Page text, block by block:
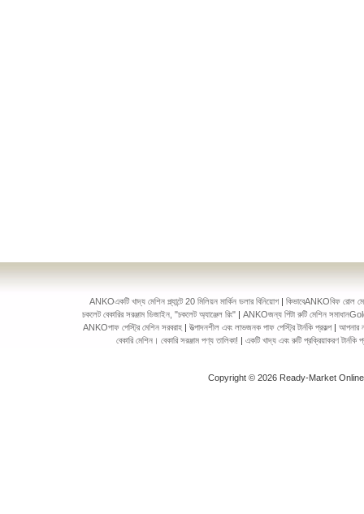
ANKOএকটি খাদ্য মেশিন প্ল্যান্টে 20 মিলিয়ন মার্কিন ডলার বিনিয়োগ |কিভাবেANKOবিফ রোল
চকলেট বেকারির সরঞ্জাম ডিজাইন, "চকলেট অ্যাঞ্জেল রিং" |ANKOজন্য পিটা রুটি মেশিন
ANKOপাফ পেস্ট্রি মেশিন সরবরাহ |উত্পাদনশীল এবং লাভজনক পাফ পেস্ট্রি টার্নকি প্রকল্প|আপনার
বেকারি মেশিন। বেকারি সরঞ্জাম পণ্য তালিকা! | একটি খাদ্য এবং রুটি প্রক্রিয়াকরণ
Copyright © 2026 Ready-Market